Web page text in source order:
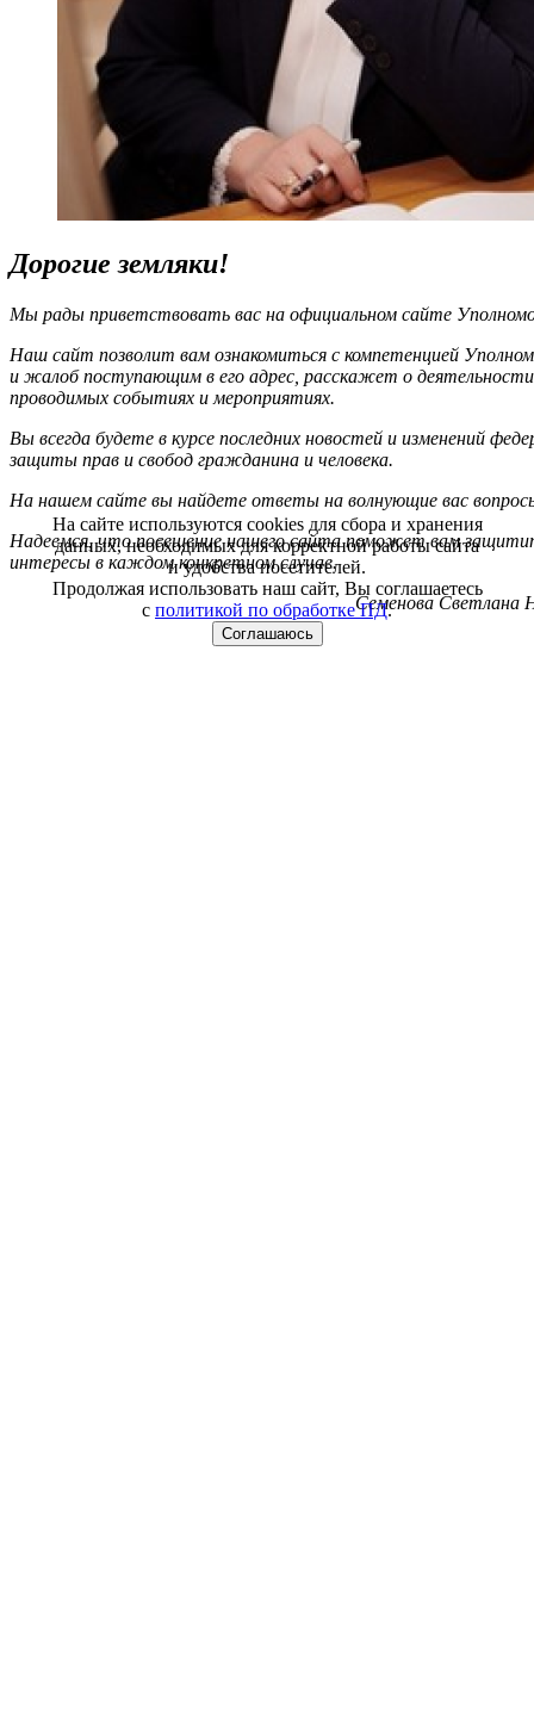
Дорогие земляки!
Мы рады приветствовать вас на официальном сайте
Наш сайт позволит вам ознакомиться с компетенцией
и жалоб поступающим в его адрес, расскажет о
проводимых событиях и мероприятиях.
Вы всегда будете в курсе последних новостей и изменений
защиты прав и свобод гражданина и человека.
На нашем сайте вы найдете ответы на волнующие вас
Надеемся, что посещение нашего сайта поможет вам
интересы в каждом конкретном случае.
Семенова Светлана
На сайте используются cookies для сбора и хранения
данных, необходимых для корректной работы сайта
и удобства посетителей.
Продолжая использовать наш сайт, Вы соглашаетесь
с политикой по обработке ПД.
Соглашаюсь